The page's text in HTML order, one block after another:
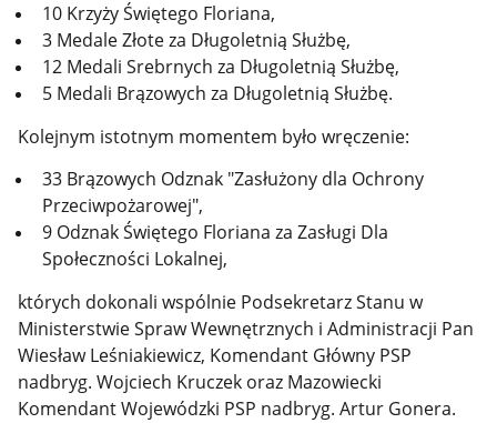
10 Krzyży Świętego Floriana,
3 Medale Złote za Długoletnią Służbę,
12 Medali Srebrnych za Długoletnią Służbę,
5 Medali Brązowych za Długoletnią Służbę.
Kolejnym istotnym momentem było wręczenie:
33 Brązowych Odznak "Zasłużony dla Ochrony
Przeciwpożarowej",
9 Odznak Świętego Floriana za Zasługi Dla
Społeczności Lokalnej,
których dokonali wspólnie Podsekretarz Stanu w
Ministerstwie Spraw Wewnętrznych i Administracji Pan
Wiesław Leśniakiewicz, Komendant Główny PSP
nadbryg. Wojciech Kruczek oraz Mazowiecki
Komendant Wojewódzki PSP nadbryg. Artur Gonera.